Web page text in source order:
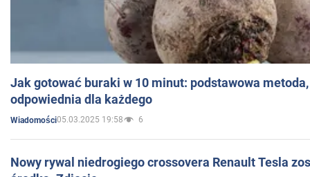
Jak gotować buraki w 10 minut: podstawowa
odpowiednia dla każdego
Wiadomości05.03.2025 19:58 6
Nowy rywal niedrogiego crossovera Renault Tesla